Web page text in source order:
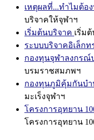
เหตุผลที่...ทำไมต้อ
บริจาคให้จุฬาฯ
เริ่มต้นบริจาค เริ่ม
ระบบบริจาคอิเล็ก
กองทุนจุฬาลงกรณ์
บรมราชสมภพฯ
กองทุนภูมิคุ้มกันบำ
มะเร็งจุฬาฯ
โครงการอุทยาน
โครงการอุทยาน